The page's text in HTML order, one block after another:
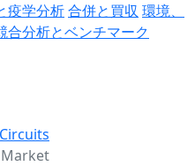
疫学分析合併と買収 環境、
合分析とベンチマーク
Market